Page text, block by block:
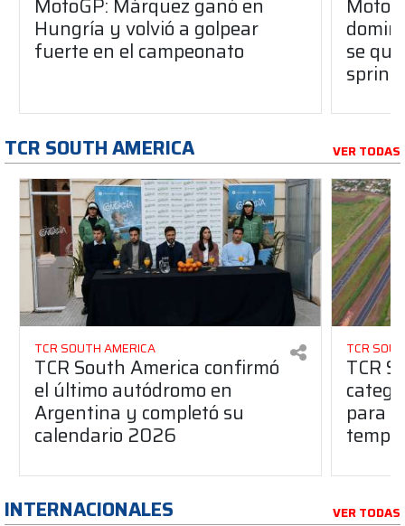
Hungría y volvió a golpear
fuerte en el campeonato se
sprint
TCR SOUTH AMERICA VER TODAS
TCR SOUTH AMERICA
TCR South America confirmó
el último autódromo en
Argentina y completó su
calendario 2026
TCR
TCR
para
INTERNACIONALES VER TODAS